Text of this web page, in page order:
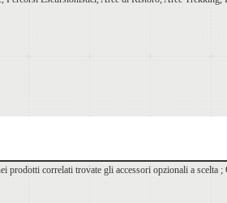
correlati trovate gli accessori opzionali a scelta ;